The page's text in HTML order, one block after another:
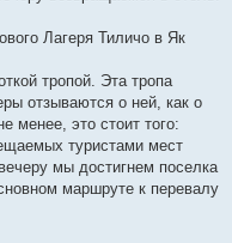
Лагеря Тиличо в Як
тропой. Эта тропа
отзываются о ней, как о
менее, это стоит того:
туристами мест
мы достигнем поселка
маршруте к перевалу